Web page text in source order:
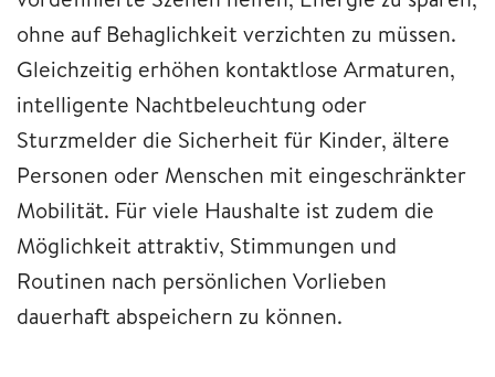
ohne auf Behaglichkeit verzichten zu müssen.
Gleichzeitig erhöhen kontaktlose Armaturen,
intelligente Nachtbeleuchtung oder
Sturzmelder die Sicherheit für Kinder, ältere
Personen oder Menschen mit eingeschränkter
Mobilität. Für viele Haushalte ist zudem die
Möglichkeit attraktiv, Stimmungen und
Routinen nach persönlichen Vorlieben
dauerhaft abspeichern zu können.